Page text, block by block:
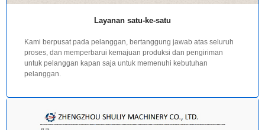
Layanan satu-ke-satu
Kami berpusat pada pelanggan, bertanggung jawab atas seluruh
proses, dan memperbarui kemajuan produksi dan pengiriman
untuk pelanggan kapan saja untuk memenuhi kebutuhan
pelanggan.